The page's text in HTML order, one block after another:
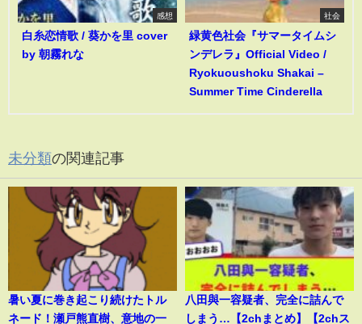
感想
白糸恋情歌 / 葵かを里 cover
by 朝霧れな
社会
緑黄色社会『サマータイムシ
ンデレラ』Official Video /
Ryokuoushoku Shakai –
Summer Time Cinderella
未分類の関連記事
暑い夏に巻き起こり続けたトル
ネード！瀬戸熊直樹、意地の一
八田與一容疑者、完全に詰んで
しまう…【2chまとめ】【2chス